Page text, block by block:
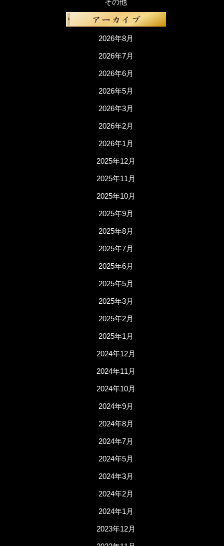
その他
2026年8月
2026年7月
2026年6月
2026年5月
2026年3月
2026年2月
2026年1月
2025年12月
2025年11月
2025年10月
2025年9月
2025年8月
2025年7月
2025年6月
2025年5月
2025年3月
2025年2月
2025年1月
2024年12月
2024年11月
2024年10月
2024年9月
2024年8月
2024年7月
2024年5月
2024年3月
2024年2月
2024年1月
2023年12月